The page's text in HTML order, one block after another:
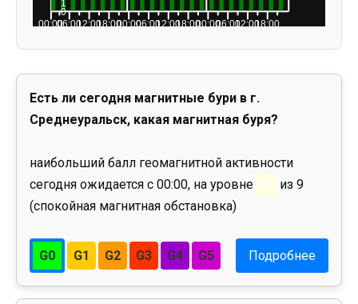
Есть ли сегодня магнитные бури в г.
Среднеуральск, какая магнитная буря?
наибольший балл геомагнитной активности
сегодня ожидается с 00:00, на уровне
0
из 9
(спокойная магнитная обстановка)
G0 G1 G2 G3 G4 G5 Подробнее